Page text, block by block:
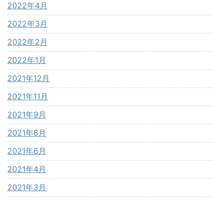
2022年4月
2022年3月
2022年2月
2022年1月
2021年12月
2021年11月
2021年9月
2021年8月
2021年6月
2021年4月
2021年3月